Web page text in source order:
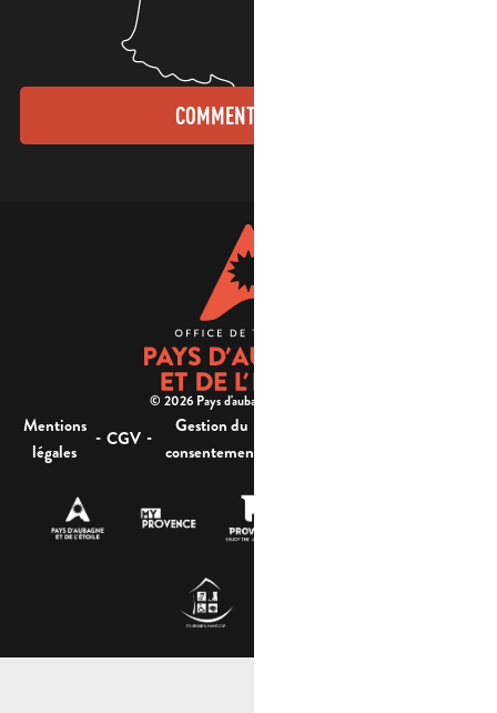
COMMENT VENIR ?
© 2026 Pays d'aubagne et de l'étoile -
Mentions
légales
- CGV -
Gestion du
consentement